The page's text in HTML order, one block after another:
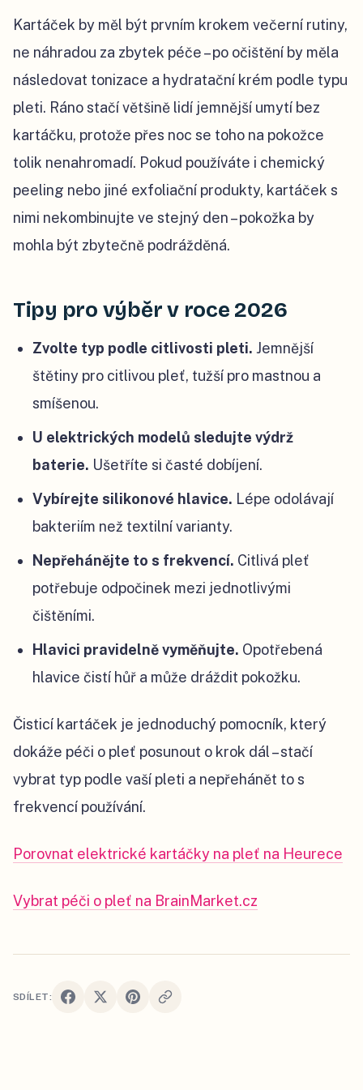
Kartáček by měl být prvním krokem večerní rutiny,
ne náhradou za zbytek péče – po očištění by měla
následovat tonizace a hydratační krém podle typu
pleti. Ráno stačí většině lidí jemnější umytí bez
kartáčku, protože přes noc se toho na pokožce
tolik nenahromadí. Pokud používáte i chemický
peeling nebo jiné exfoliační produkty, kartáček s
nimi nekombinujte ve stejný den – pokožka by
mohla být zbytečně podrážděná.
Tipy pro výběr v roce 2026
Zvolte typ podle citlivosti pleti. Jemnější
štětiny pro citlivou pleť, tužší pro mastnou a
smíšenou.
U elektrických modelů sledujte výdrž
baterie. Ušetříte si časté dobíjení.
Vybírejte silikonové hlavice. Lépe odolávají
bakteriím než textilní varianty.
Nepřehánějte to s frekvencí. Citlivá pleť
potřebuje odpočinek mezi jednotlivými
čištěními.
Hlavici pravidelně vyměňujte. Opotřebená
hlavice čistí hůř a může dráždit pokožku.
Čisticí kartáček je jednoduchý pomocník, který
dokáže péči o pleť posunout o krok dál – stačí
vybrat typ podle vaší pleti a nepřehánět to s
frekvencí používání.
Porovnat elektrické kartáčky na pleť na Heurece
Vybrat péči o pleť na BrainMarket.cz
SDÍLET: